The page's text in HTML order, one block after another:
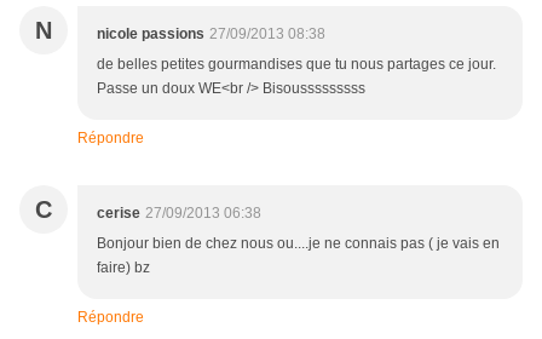
N nicole passions 27/09/2013 08:38
de belles petites gourmandises que tu nous partages ce jour.
Passe un doux WE<br /> Bisousssssssss
Répondre
C cerise 27/09/2013 06:38
Bonjour bien de chez nous ou....je ne connais pas ( je vais en
faire) bz
Répondre